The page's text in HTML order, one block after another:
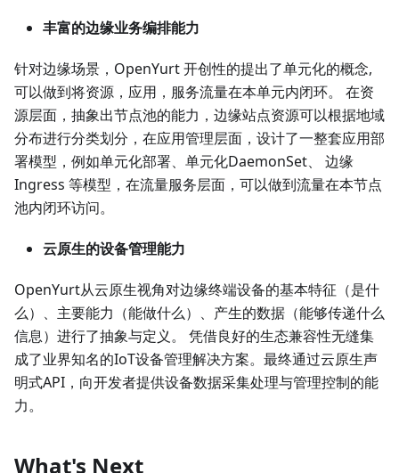
丰富的边缘业务编排能力
针对边缘场景，OpenYurt 开创性的提出了单元化的概念,
可以做到将资源，应用，服务流量在本单元内闭环。 在资
源层面，抽象出节点池的能力，边缘站点资源可以根据地域
分布进行分类划分，在应用管理层面，设计了一整套应用部
署模型，例如单元化部署、单元化DaemonSet、 边缘
Ingress 等模型，在流量服务层面，可以做到流量在本节点
池内闭环访问。
云原生的设备管理能力
OpenYurt从云原生视角对边缘终端设备的基本特征（是什
么）、主要能力（能做什么）、产生的数据（能够传递什么
信息）进行了抽象与定义。 凭借良好的生态兼容性无缝集
成了业界知名的IoT设备管理解决方案。最终通过云原生声
明式API，向开发者提供设备数据采集处理与管理控制的能
力。
What's Next